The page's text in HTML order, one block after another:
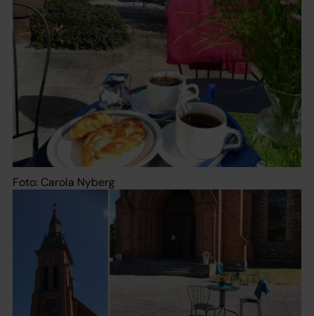
Foto: Carola Nyberg